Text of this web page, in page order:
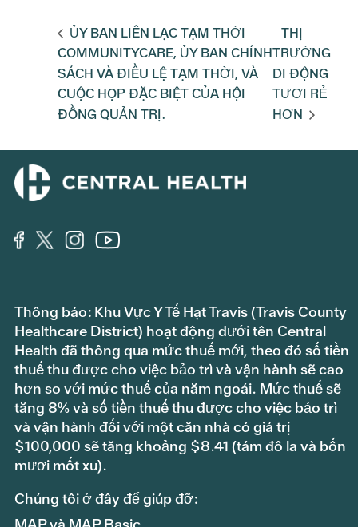
ỦY BAN LIÊN LẠC TẠM THỜI
COMMUNITYCARE, ỦY BAN CHÍNH
SÁCH VÀ ĐIỀU LỆ TẠM THỜI, VÀ
CUỘC HỌP ĐẶC BIỆT CỦA HỘI
ĐỒNG QUẢN TRỊ.
THỊ
TRƯỜNG
DI ĐỘNG
TƯƠI RẺ
HƠN
Thông báo: Khu Vực Y Tế Hạt Travis (Travis County
Healthcare District) hoạt động dưới tên Central
Health đã thông qua mức thuế mới, theo đó số tiền
thuế thu được cho việc bảo trì và vận hành sẽ cao
hơn so với mức thuế của năm ngoái. Mức thuế sẽ
tăng 8% và số tiền thuế thu được cho việc bảo trì
và vận hành đối với một căn nhà có giá trị
$100,000 sẽ tăng khoảng $8.41 (tám đô la và bốn
mươi mốt xu).
Chúng tôi ở đây để giúp đỡ: